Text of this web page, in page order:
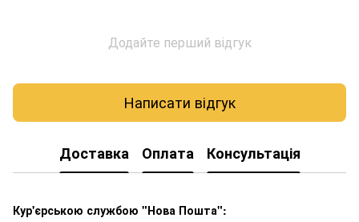
Додайте перший відгук
Написати відгук
Доставка Оплата Консультація
Кур'єрською службою "Нова Пошта":